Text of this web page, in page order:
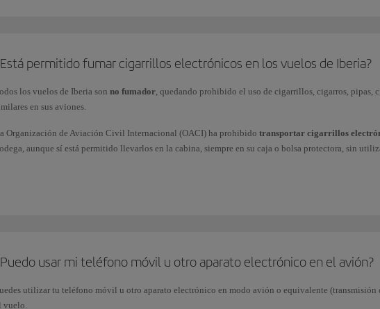
permitido fumar cigarrillos electrónicos en los vuelos de Iberia?
los vuelos de Iberia son no fumador, quedando prohibido el uso de cigarrillos, cigarros,
en sus aviones.
Organización de Aviación Civil Internacional (OACI) ha prohibido transportar cigarrillos
aunque sí está permitido llevarlos en la cabina, siempre en su caja o bolsa protectora, sin
usar mi teléfono móvil u otro aparato electrónico en el avión?
utilizar tu teléfono móvil u otro aparato electrónico en modo avión o equivalente (transmisión
vuelo.